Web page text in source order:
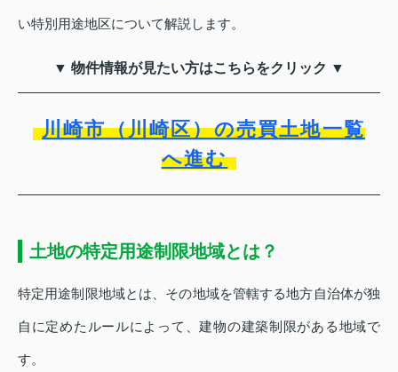
い特別用途地区について解説します。
▼ 物件情報が見たい方はこちらをクリック ▼
川崎市（川崎区）の売買土地一覧
へ進む
土地の特定用途制限地域とは？
特定用途制限地域とは、その地域を管轄する地方自治体が独
自に定めたルールによって、建物の建築制限がある地域で
す。